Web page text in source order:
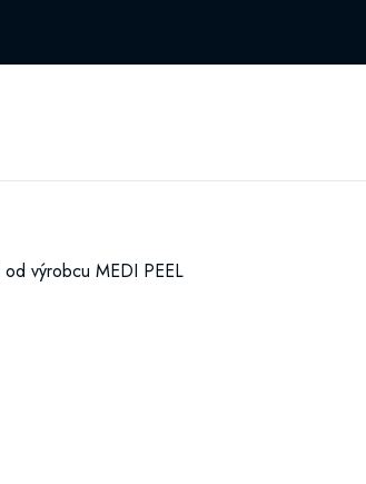
výrobcu MEDI PEEL